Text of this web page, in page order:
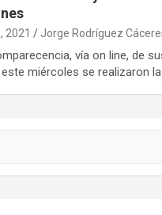
2021 Jorge Rodríguez
vía on line, de
miércoles se realizaron